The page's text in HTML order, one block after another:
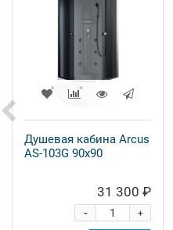
Душевая кабина Arcus
AS-103G 90x90
31 300 ₽
+
-